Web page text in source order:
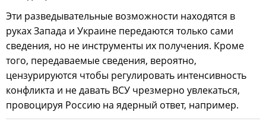
Эти разведывательные возможности находятся в
руках Запада и Украине передаются только сами
сведения, но не инструменты их получения. Кроме
того, передаваемые сведения, вероятно,
цензурируются чтобы регулировать интенсивность
конфликта и не давать ВСУ чрезмерно увлекаться,
провоцируя Россию на ядерный ответ, например.